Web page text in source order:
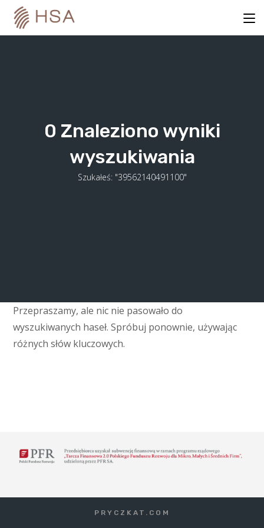
content
0 Znaleziono wyniki
wyszukiwania
Szukałeś: "39562140491100"
Przepraszamy, ale nic nie pasowało do
wyszukiwanych haseł. Spróbuj ponownie, używając
różnych słów kluczowych.
PRYCZKAT.COM